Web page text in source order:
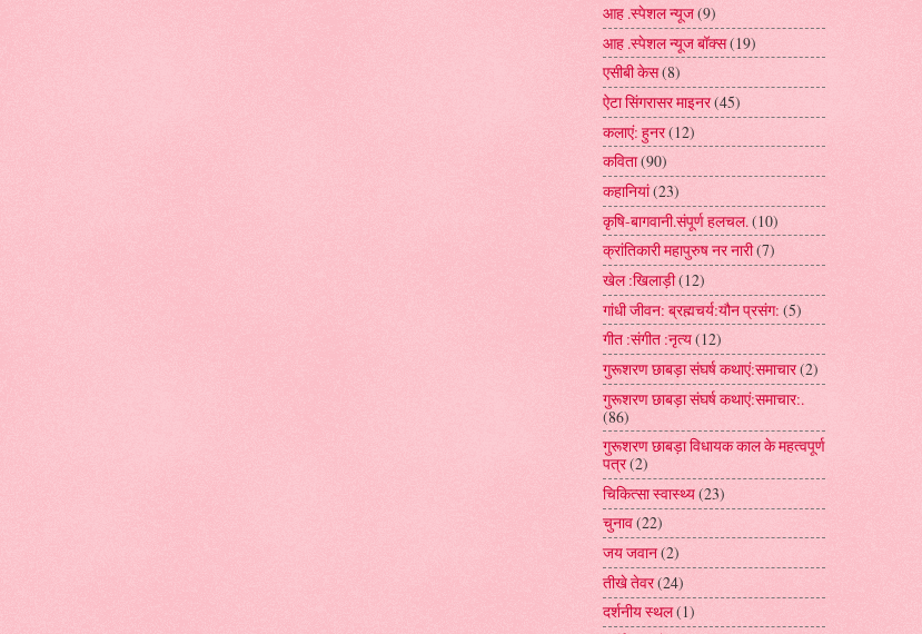
आह .स्पेशल न्यूज(9)
आह .स्पेशल न्यूज बॉक्स(19)
एसीबी केस(8)
ऐटा सिंगरासर माइनर(45)
कलाएं: हुनर(12)
कविता(90)
कहानियां(23)
कृषि-बागवानी.संपूर्ण हलचल. (10)
क्रांतिकारी महापुरुष नर नारी(7)
खेल :खिलाड़ी(12)
गांधी जीवन: ब्रह्मचर्य:यौन प्रसंग: (5)
गीत :संगीत :नृत्य(12)
गुरूशरण छाबड़ा संघर्ष कथाएं:समाचार(2)
गुरूशरण छाबड़ा संघर्ष कथाएं:समाचार:.
(86)
गुरूशरण छाबड़ा विधायक काल के महत्वपूर्ण
पत्र(2)
चिकित्सा स्वास्थ्य(23)
चुनाव(22)
जय जवान(2)
तीखे तेवर(24)
दर्शनीय स्थल(1)